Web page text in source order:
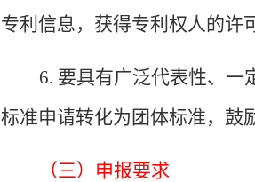
专利信息，获得专利权人的许
6. 要具有广泛代表性、一
标准申请转化为团体标准，鼓
（三）申报要求